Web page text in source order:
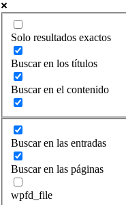
Solo resultados exactos
Buscar en los títulos
Buscar en el contenido
Buscar en las entradas
Buscar en las páginas
wpfd_file